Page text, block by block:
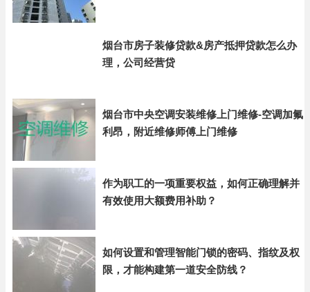
烟台市房子装修贷款&房产抵押贷款怎么办
理，公司经营贷
烟台市中央空调安装维修上门维修-空调加氟
利昂，附近维修师傅上门维修
作为职工的一项重要权益，如何正确理解并
有效使用大额费用补助？
如何设置和管理智能门锁的密码、指纹及权
限，才能构建第一道安全防线？